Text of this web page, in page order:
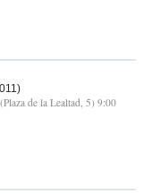
de la Lealtad, 5) 9:00